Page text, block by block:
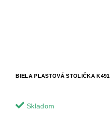
BIELA PLASTOVÁ STOLIČKA K491
Skladom